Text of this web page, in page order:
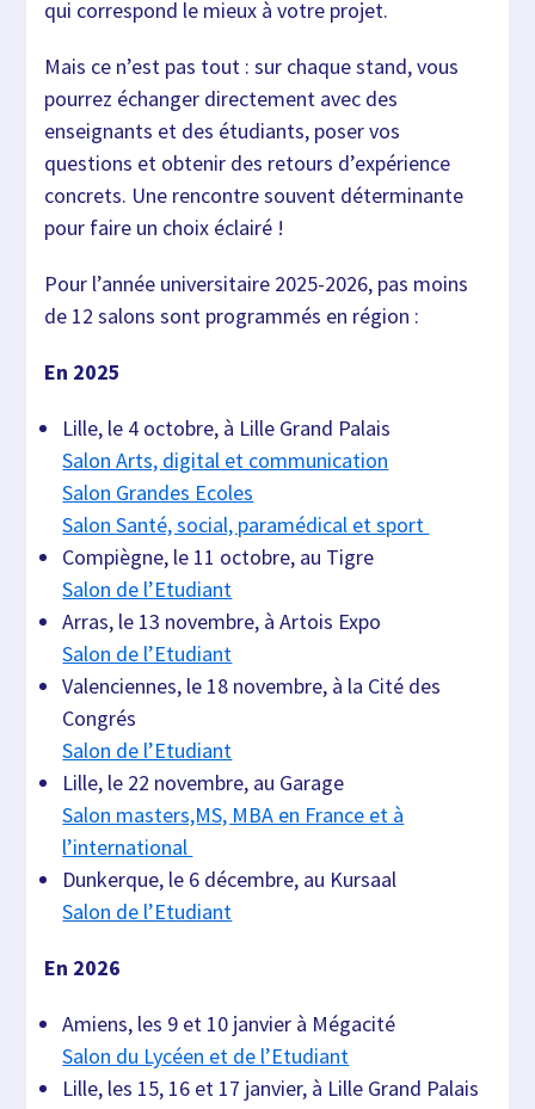
qui correspond le mieux à votre projet.
Mais ce n’est pas tout : sur chaque stand, vous
pourrez échanger directement avec des
enseignants et des étudiants, poser vos
questions et obtenir des retours d’expérience
concrets. Une rencontre souvent déterminante
pour faire un choix éclairé !
Pour l’année universitaire 2025-2026, pas moins
de 12 salons sont programmés en région :
En 2025
Lille, le 4 octobre, à Lille Grand Palais
Salon Arts, digital et communication
Salon Grandes Ecoles
Salon Santé, social, paramédical et sport
Compiègne, le 11 octobre, au Tigre
Salon de l’Etudiant
Arras, le 13 novembre, à Artois Expo
Salon de l’Etudiant
Valenciennes, le 18 novembre, à la Cité des
Congrés
Salon de l’Etudiant
Lille, le 22 novembre, au Garage
Salon masters,MS, MBA en France et à
l’international
Dunkerque, le 6 décembre, au Kursaal
Salon de l’Etudiant
En 2026
Amiens, les 9 et 10 janvier à Mégacité
Salon du Lycéen et de l’Etudiant
Lille, les 15, 16 et 17 janvier, à Lille Grand Palais